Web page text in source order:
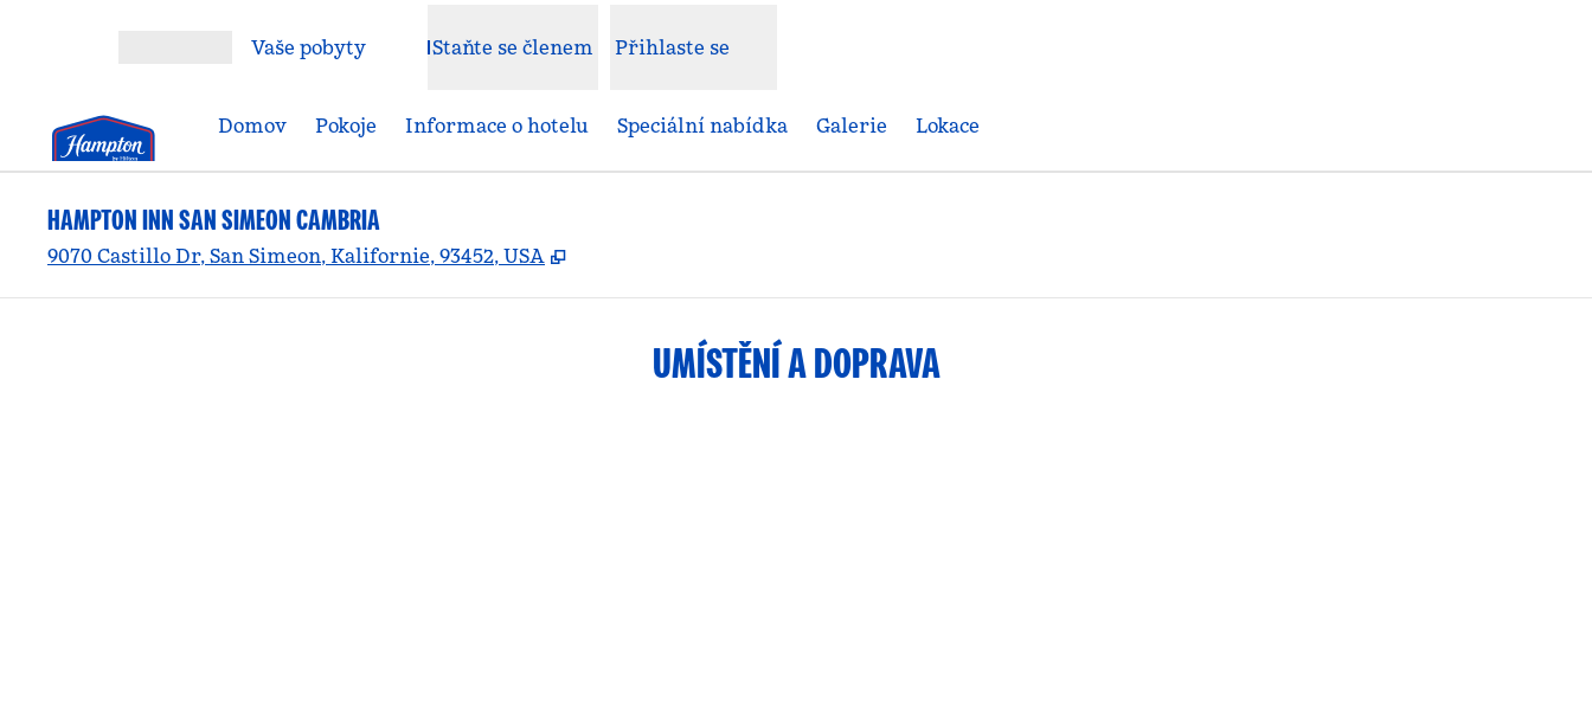
Vaše pobyty Staňte se členem Přihlaste se
Domov Pokoje Informace o hotelu Speciální nabídka Galerie Lokace
HAMPTON INN SAN SIMEON CAMBRIA
9070 Castillo Dr, San Simeon, Kalifornie, 93452, USA ,
UMÍSTĚNÍ A DOPRAVA